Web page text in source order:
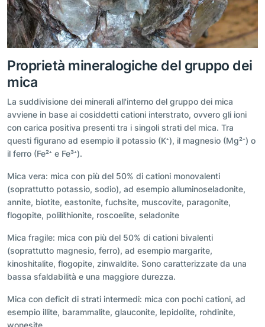
Proprietà mineralogiche del gruppo dei
mica
La suddivisione dei minerali all'interno del gruppo dei mica
avviene in base ai cosiddetti cationi interstrato, ovvero gli ioni
con carica positiva presenti tra i singoli strati del mica. Tra
questi figurano ad esempio il potassio (K⁺), il magnesio (Mg²⁺) o
il ferro (Fe²⁺ e Fe³⁺).
Mica vera: mica con più del 50% di cationi monovalenti
(soprattutto potassio, sodio), ad esempio alluminoseladonite,
annite, biotite, eastonite, fuchsite, muscovite, paragonite,
flogopite, polilithionite, roscoelite, seladonite
Mica fragile: mica con più del 50% di cationi bivalenti
(soprattutto magnesio, ferro), ad esempio margarite,
kinoshitalite, flogopite, zinwaldite. Sono caratterizzate da una
bassa sfaldabilità e una maggiore durezza.
Mica con deficit di strati intermedi: mica con pochi cationi, ad
esempio illite, barammalite, glauconite, lepidolite, rohdinite,